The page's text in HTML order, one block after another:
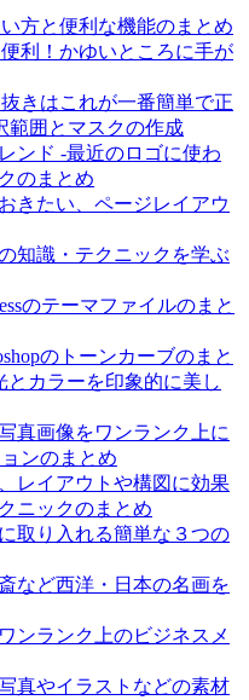
方と便利な機能のまとめ
利！かゆいところに手が
きはこれが一番簡単で正
範囲とマスクの作成
ンド -最近のロゴに使わ
のまとめ
きたい、ページレイアウ
知識・テクニックを学ぶ
のテーマファイルのまと
のトーンカーブのまと
カラーを印象的に美し
真画像をワンランク上に
ンのまとめ
レイアウトや構図に効果
ニックのまとめ
取り入れる簡単な３つの
など西洋・日本の名画を
ンランク上のビジネスメ
真やイラストなどの素材